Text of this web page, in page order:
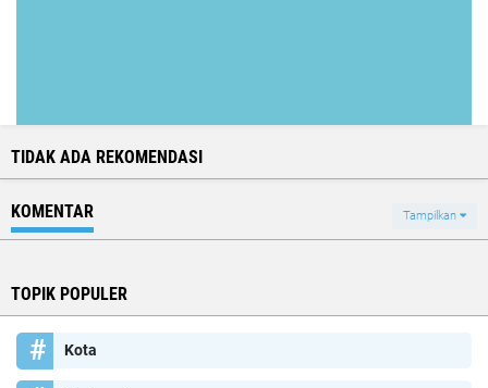
TIDAK ADA REKOMENDASI
KOMENTAR Tampilkan
TOPIK POPULER
Kota